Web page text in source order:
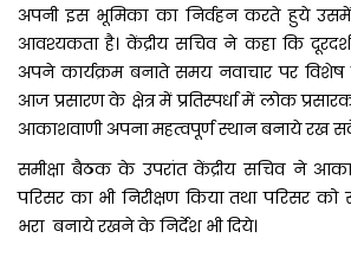
अपनी इस भूमिका का निर्वहन करते हुये
आवश्यकता है। केंद्रीय सचिव ने कहा कि
अपने कार्यक्रम बनाते समय नवाचार पर
आज प्रसारण के क्षेत्र में प्रतिस्पर्धा में लोक
आकाशवाणी अपना महत्वपूर्ण स्थान बनाये रख
समीक्षा बैठक के उपरांत केंद्रीय सचिव ने
परिसर का भी निरीक्षण किया तथा परिसर
भरा बनाये रखने के निर्देश भी दिये।